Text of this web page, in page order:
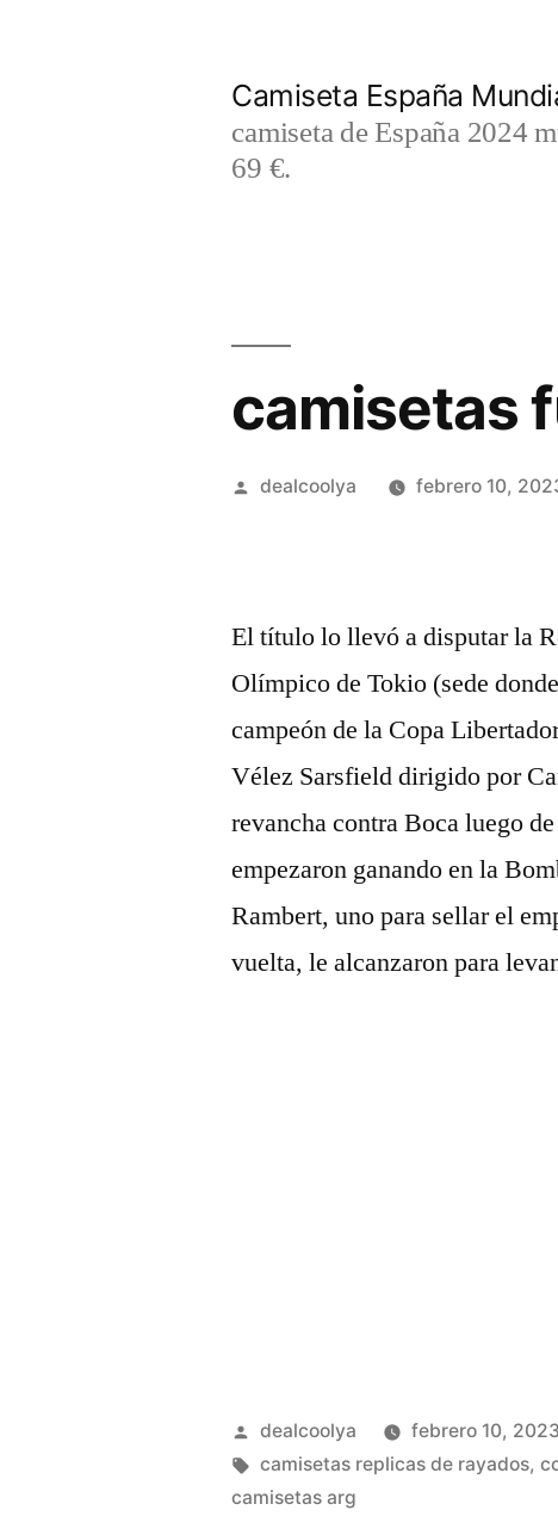
Camiseta España
camiseta de España 2024
69 €.
camisetas
Publicado
dealcoolya febrero 10,
El título lo llevó a disputar la
Olímpico de Tokio (sede
campeón de la Copa
Vélez Sarsfield dirigido por
revancha contra Boca luego
empezaron ganando en la
Rambert, uno para sellar el
vuelta, le alcanzaron para
Publicado
por
dealcoolya febrero 10, 2023
Etiquetas:
camisetas replicas de rayados,
camisetas arg